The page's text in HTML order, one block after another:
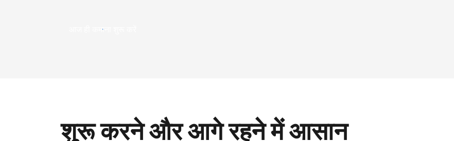
आज ही कमाना शुरू करें
शुरू करने और आगे रहने में आसान